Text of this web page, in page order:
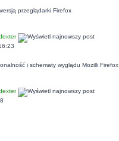
przeglądarki Firefox
i schematy wyglądu Mozilli Firefox